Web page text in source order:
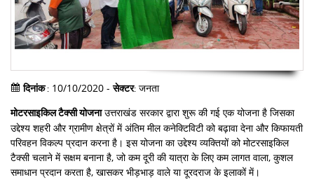
दिनांक : 10/10/2020 -सेक्टर: जनता
मोटरसाइकिल टैक्सी योजनाउत्तराखंड सरकार द्वारा शुरू की गई एक योजना है जिसका
उद्देश्य शहरी और ग्रामीण क्षेत्रों में अंतिम मील कनेक्टिविटी को बढ़ावा देना और किफायती
परिवहन विकल्प प्रदान करना है। इस योजना का उद्देश्य व्यक्तियों को मोटरसाइकिल
टैक्सी चलाने में सक्षम बनाना है, जो कम दूरी की यात्रा के लिए कम लागत वाला, कुशल
समाधान प्रदान करता है, खासकर भीड़भाड़ वाले या दूरदराज के इलाकों में।